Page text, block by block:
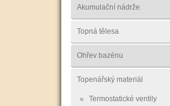
Akumulační nádrže
Topná tělesa
Ohřev bazénu
Topenářský materiál
Termostatické ventily